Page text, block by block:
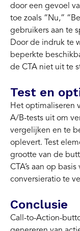
door een gevoel
toe zoals “Nu,”
gebruikers aan te
Door de indruk te
beperkte
de CTA niet uit te
Test en
Het optimaliseren
A/B-tests uit om
vergelijken en te
oplevert. Test
grootte van de
CTA’s aan op
conversieratio te
Conclusie
Call-to-Action-